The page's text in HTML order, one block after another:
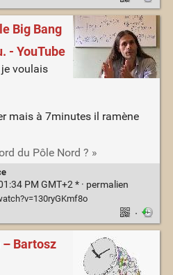
Big Bang
- YouTube
voulais
mais à 7minutes il ramène
du Pôle Nord ? »
PM GMT+2 * · permalien
·
Bartosz